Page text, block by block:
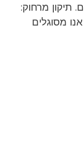
תיקון מרחוק:
באמצעות Microsoft Remote Desktop אנו מסוגלים